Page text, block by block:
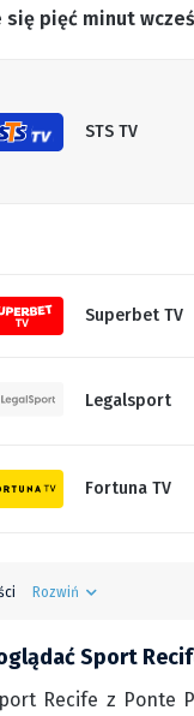
się pięć minut
STS TV
Superbet TV
Legalsport
Fortuna TV
Rozwiń
Sport
Recife z Ponte